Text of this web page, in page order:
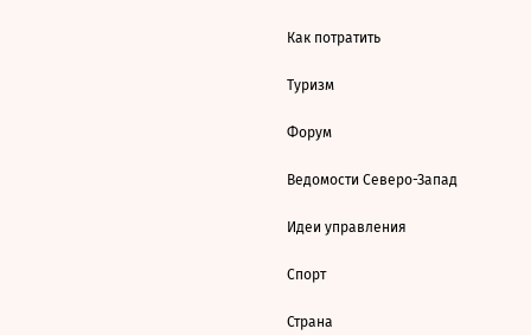
Как потратить
Туризм
Форум
Ведомости Северо-Запад
Идеи управления
Спорт
Страна